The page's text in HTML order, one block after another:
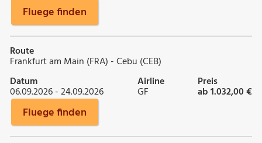
Fluege finden
Route
Frankfurt am Main (FRA) - Cebu (CEB)
Datum
06.09.2026 - 24.09.2026
Airline
GF
Preis
ab 1.032,00 €
Fluege finden